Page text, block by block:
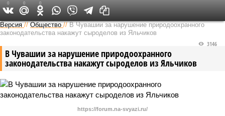
Версия в Чувашии
Версия //Общество //В Чувашии за нарушение природоохранного
законодательства накажут сыроделов из Яльчиков
В Чувашии за нарушение природоохранного
законодательства накажут сыроделов из Яльчиков
3146
https://forum.na-svyazi.ru/
0 0 0